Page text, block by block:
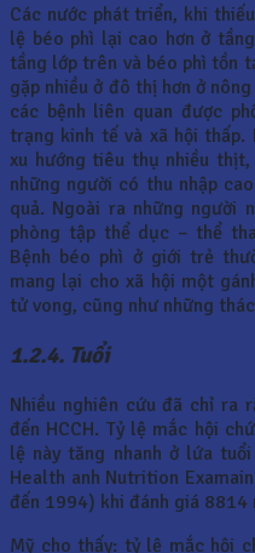
Các nước phát triển, khi
lệ béo phì lại cao hơn ở
tầng lớp trên và béo phì tồn
gặp nhiều ở đô thị hơn ở
các bệnh liên quan được
trạng kinh tế và xã hội
xu hướng tiêu thụ nhiều
những người có thu nhập
quả. Ngoài ra những người
phòng tập thể dục – thể
Bệnh béo phì ở giới trẻ
mang lại cho xã hội một
tử vong, cũng như những
1.2.4. Tuổi
Nhiều nghiên cứu đã chỉ ra
đến HCCH. Tỷ lệ mắc hội
lệ này tăng nhanh ở lứa
Health anh Nutrition
đến 1994) khi đánh giá
Mỹ cho thấy: tỷ lệ mắc hội